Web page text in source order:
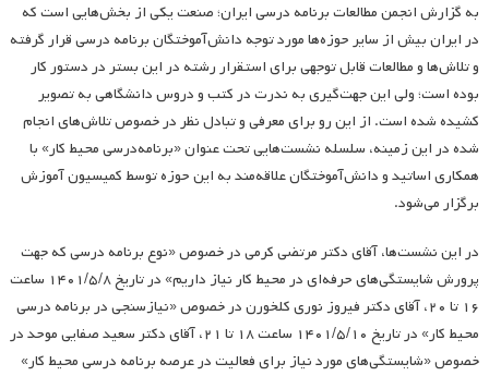
به گزارش انجمن مطالعات برنامه درسی ایران؛ صنعت یکی از بخش‌هایی است که
در ایران بیش از سایر حوزه‌ها مورد توجه دانش‌آموختگان برنامه درسی قرار گرفته
و تلاش‌ها و مطالعات قابل توجهی برای استقرار رشته در این بستر در دستور کار
بوده است؛ ولی این جهت‌گیری به ندرت در کتب و دروس دانشگاهی به تصویر
کشیده شده است. از این رو برای معرفی و تبادل نظر در خصوص تلاش‌های انجام
شده در این زمینه، سلسله نشست‌هایی تحت عنوان «برنامه‌درسی محیط کار» با
همکاری اساتید و دانش‌آموختگان علاقه‌مند به این حوزه توسط کمیسیون آموزش
برگزار می‌شود.
در این نشست‌ها، آقای دکتر مرتضی کرمی در خصوص «نوع برنامه درسی که جهت
پرورش شایستگی‌های حرفه‌ای در محیط کار نیاز داریم» در تاریخ ۱۴۰۱/۵/۸ ساعت
۱۶ تا ۲۰، آقای دکتر فیروز نوری کلخورن در خصوص «نیازسنجی در برنامه درسی
محیط کار» در تاریخ ۱۴۰۱/۵/۱۰ ساعت ۱۸ تا ۲۱، آقای دکتر سعید صفایی موحد در
خصوص «شایستگی‌های مورد نیاز برای فعالیت در عرصه برنامه درسی محیط کار»